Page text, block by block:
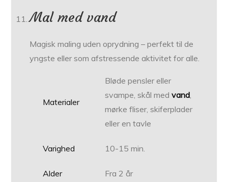
Mal med vand
Magisk maling uden oprydning – perfekt til de
yngste eller som afstressende aktivitet for alle.
Materialer
Bløde pensler eller
svampe, skål medvand
mørke fliser, skiferplader
eller en tavle
Varighed 10-15 min.
Alder Fra 2 år